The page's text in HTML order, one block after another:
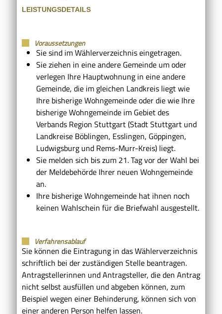
LEISTUNGSDETAILS
Voraussetzungen
Sie sind im Wählerverzeichnis eingetragen.
Sie ziehen in eine andere Gemeinde um oder
verlegen Ihre Hauptwohnung in eine andere
Gemeinde, die im gleichen Landkreis liegt wie
Ihre bisherige Wohngemeinde oder die wie Ihre
bisherige Wohngemeinde im Gebiet des
Verbands Region Stuttgart(Stadt Stuttgart und
Landkreise Böblingen, Esslingen, Göppingen,
Ludwigsburg und Rems-Murr-Kreis)liegt.
Sie melden sich bis zum 21. Tag vor der Wahl bei
der Meldebehörde Ihrer neuen Wohngemeinde
an.
Ihre bisherige Wohngemeinde hat ihnen noch
keinen Wahlschein für die Briefwahl ausgestellt.
Verfahrensablauf
Sie können die Eintragung in das Wählerverzeichnis
schriftlich bei der zuständigen Stelle beantragen.
Antragstellerinnen und Antragsteller, die den Antrag
nicht selbst ausfüllen und abgeben können, zum
Beispiel wegen einer Behinderung, können sich von
einer anderen Person helfen lassen.